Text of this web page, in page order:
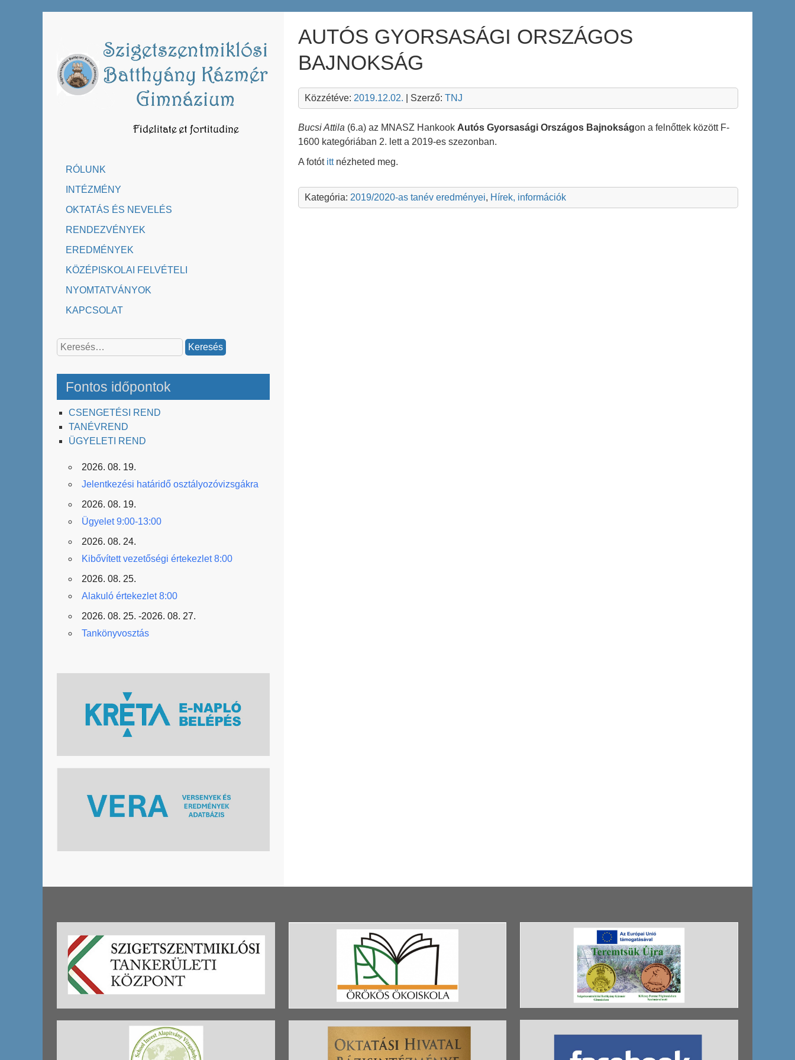
RÓLUNK
INTÉZMÉNY
OKTATÁS ÉS NEVELÉS
RENDEZVÉNYEK
EREDMÉNYEK
KÖZÉPISKOLAI FELVÉTELI
NYOMTATVÁNYOK
KAPCSOLAT
Keresés:
Fontos időpontok
CSENGETÉSI REND
TANÉVREND
ÜGYELETI REND
2026. 08. 19.
Jelentkezési határidő osztályozóvizsgákra
2026. 08. 19.
Ügyelet 9:00-13:00
2026. 08. 24.
Kibővített vezetőségi értekezlet 8:00
2026. 08. 25.
Alakuló értekezlet 8:00
2026. 08. 25. -2026. 08. 27.
Tankönyvosztás
AUTÓS GYORSASÁGI ORSZÁGOS
BAJNOKSÁG
Közzétéve: 2019.12.02. | Szerző: TNJ
Bucsi Attila (6.a) az MNASZ Hankook Autós Gyorsasági Országos Bajnokságon a felnőttek között F-
1600 kategóriában 2. lett a 2019-es szezonban.
A fotót ittnézheted meg.
Kategória: 2019/2020-as tanév eredményei, Hírek, információk